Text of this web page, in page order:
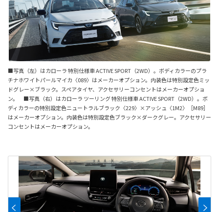
■写真（左）はカローラ 特別仕様車 ACTIVE SPORT（2WD）。ボディカラーのプラ
チナホワイトパールマイカ〈089〉はメーカーオプション。内装色は特別設定色ミッ
ドグレー×ブラック。スペアタイヤ、アクセサリーコンセントはメーカーオプショ
ン。 ■写真（右）はカローラ ツーリング 特別仕様車 ACTIVE SPORT（2WD）。ボ
ディカラーの特別設定色ニュートラルブラック〈229〉×アッシュ〈1M2〉［M89］
はメーカーオプション。内装色は特別設定色ブラック×ダークグレー。アクセサリー
コンセントはメーカーオプション。